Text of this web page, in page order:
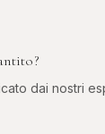
dai nostri